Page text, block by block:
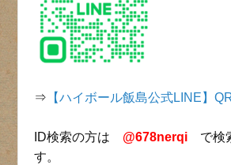
⇒ 【ハイボール飯島公式LINE】
ID検索の方は @678nerqi
で検
す。